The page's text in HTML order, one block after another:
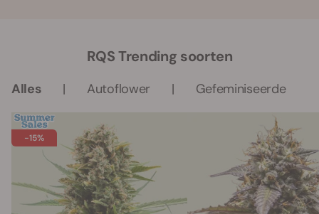
RQS Trending soorten
Alles Autoflower Gefeminiseerde
-15%